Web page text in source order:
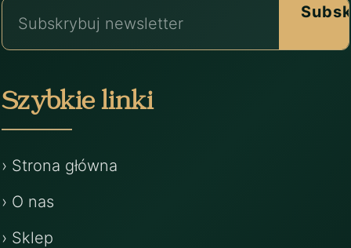
Szybkie linki
› Strona główna
› O nas
› Sklep